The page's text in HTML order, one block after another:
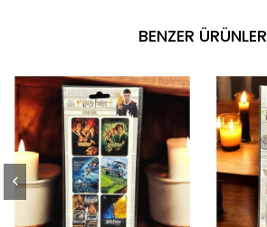
BENZER ÜRÜNLER